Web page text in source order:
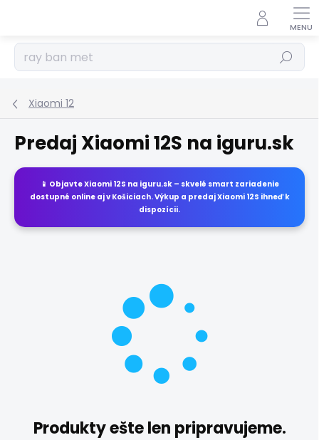
Hľadať
Xiaomi 12
Predaj Xiaomi 12S na iguru.sk
📱 ObjavteXiaomi 12S na iguru.sk– skvelé smart zariadenie
dostupné online aj v Košiciach. Výkup a predajXiaomi 12S ihneď k
dispozícii.
Produkty ešte len pripravujeme.